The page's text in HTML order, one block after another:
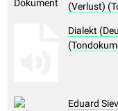
(Verlust)
Dialekt
Eduard